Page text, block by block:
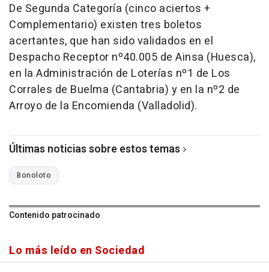
De Segunda Categoría (cinco aciertos +
Complementario) existen tres boletos
acertantes, que han sido validados en el
Despacho Receptor nº40.005 de Ainsa (Huesca),
en la Administración de Loterías nº1 de Los
Corrales de Buelma (Cantabria) y en la nº2 de
Arroyo de la Encomienda (Valladolid).
Últimas noticias sobre estos temas
Bonoloto
Contenido patrocinado
Lo más leído en Sociedad